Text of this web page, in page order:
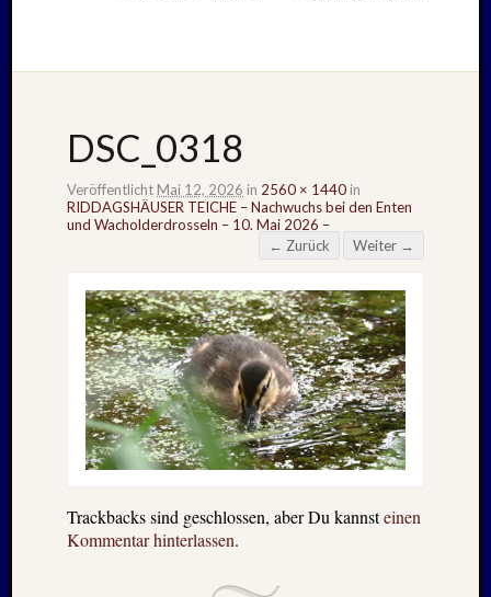
DSC_0318
Veröffentlicht Mai 12, 2026 in 2560 × 1440 in
RIDDAGSHÄUSER TEICHE – Nachwuchs bei den Enten
und Wacholderdrosseln – 10. Mai 2026 –
← Zurück
Weiter →
Trackbacks sind geschlossen, aber Du kannsteinen
Kommentar hinterlassen.